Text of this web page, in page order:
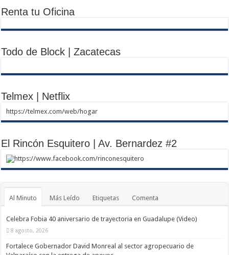
Renta tu Oficina
Todo de Block | Zacatecas
Telmex | Netflix
https://telmex.com/web/hogar
El Rincón Esquitero | Av. Bernardez #2
https://www.facebook.com/rinconesquitero
Al Minuto Más Leído Etiquetas Comenta
Celebra Fobia 40 aniversario de trayectoria en Guadalupe (Video)
8 agosto, 2026
Fortalece Gobernador David Monreal al sector agropecuario de